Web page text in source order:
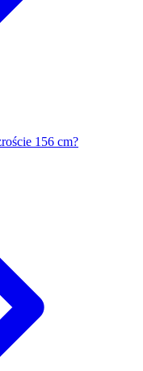
156 cm?